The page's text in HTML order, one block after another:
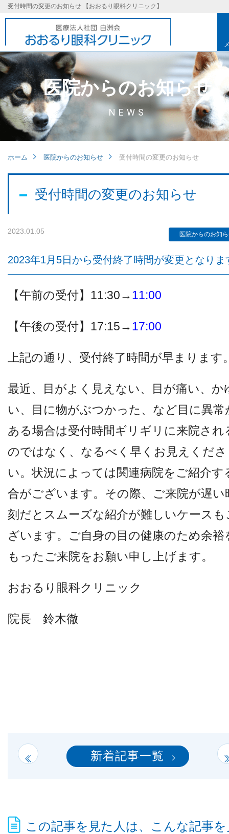
受付時間の変更のお知らせ 【おおるり眼科クリニック】
基本理念
取り組み
検査機器のご紹介
診療内容
ご予約について
他病院との連携
子どもの近視
視能訓練士メッセージ
医院からのお知らせ
NEWS
ホーム 医院からのお知らせ 受付時間の変更のお知らせ
受付時間の変更のお知らせ
2023.01.05 医院からのお知
2023年1月5日から受付終了時間が変更となりま
【午前の受付】11:30→11:00
【午後の受付】17:15→17:00
上記の通り、受付終了時間が早まります
最近、目がよく見えない、目が痛い、か
い、目に物がぶつかった、など目に異常
ある場合は受付時間ギリギリに来院され
のではなく、なるべく早くお見えくださ
い。状況によっては関連病院をご紹介す
合がございます。その際、ご来院が遅い
刻だとスムーズな紹介が難しいケースも
ざいます。ご自身の目の健康のため余裕
もったご来院をお願い申し上げます。
おおるり眼科クリニック
院長 鈴木徹
新着記事一覧
この記事を見た人は、こんな記事を